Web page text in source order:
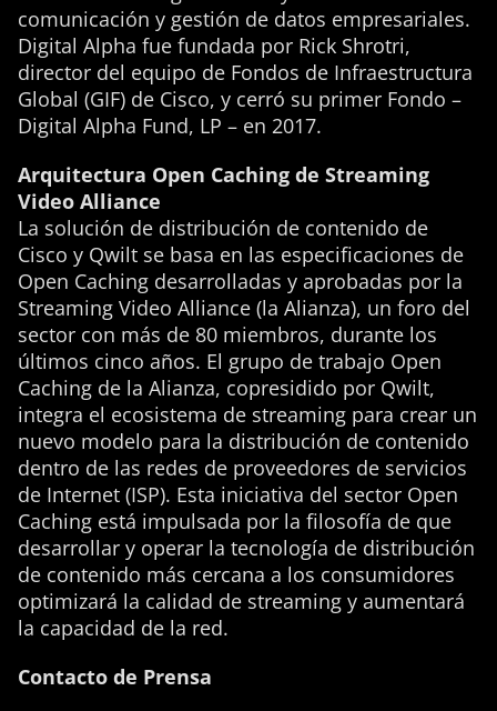
comunicación y gestión de datos empresariales.
Digital Alpha fue fundada por Rick Shrotri,
director del equipo de Fondos de Infraestructura
Global (GIF) de Cisco, y cerró su primer Fondo –
Digital Alpha Fund, LP – en 2017.
Arquitectura Open Caching de Streaming
Video Alliance
La solución de distribución de contenido de
Cisco y Qwilt se basa en las especificaciones de
Open Caching desarrolladas y aprobadas por la
Streaming Video Alliance (la Alianza), un foro del
sector con más de 80 miembros, durante los
últimos cinco años. El grupo de trabajo Open
Caching de la Alianza, copresidido por Qwilt,
integra el ecosistema de streaming para crear un
nuevo modelo para la distribución de contenido
dentro de las redes de proveedores de servicios
de Internet (ISP). Esta iniciativa del sector Open
Caching está impulsada por la filosofía de que
desarrollar y operar la tecnología de distribución
de contenido más cercana a los consumidores
optimizará la calidad de streaming y aumentará
la capacidad de la red.
Contacto de Prensa